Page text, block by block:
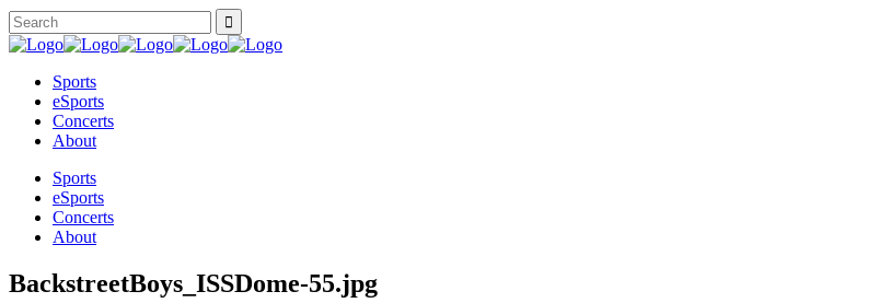
Sports
eSports
Concerts
About
Sports
eSports
Concerts
About
BackstreetBoys_ISSDome-55.jpg